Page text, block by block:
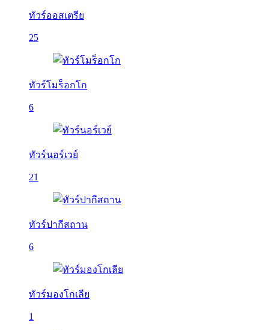
ทัวร์ออสเตรีย
25
ทัวร์โมร็อกโก
6
ทัวร์นอร์เวย์
21
ทัวร์ปากีสถาน
6
ทัวร์มองโกเลีย
1